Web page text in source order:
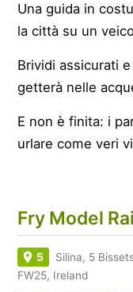
Una guida in
la città su un
Brividi assicurati
getterà nelle
E non è finita: i
urlare come veri
Fry Model
5
Silina, 5
FW25, Ireland